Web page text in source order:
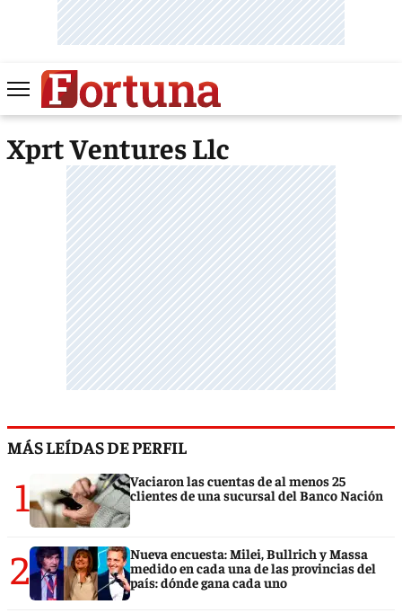
Xprt Ventures Llc
MÁS LEÍDAS DE PERFIL
1
Vaciaron las cuentas de al menos 25
clientes de una sucursal del Banco Nación
2
Nueva encuesta: Milei, Bullrich y Massa
medido en cada una de las provincias del
país: dónde gana cada uno